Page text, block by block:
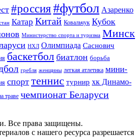
#россия#футбол Азаренко
Катар Китай Ковальчук Кубок
Министерство спорта и туризма Минск
НХЛ Олимпиада Саснович
баскетбол биатлон борьба
гребля женщины легкая атлетика мини-
спорт теннис турнир хк Динамо-
траве чемпионат Беларуси
Все права защищены.
с нашего ресурса разрешается